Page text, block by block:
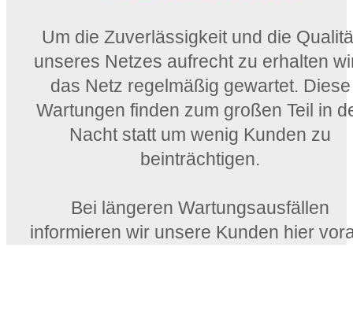
Um die Zuverlässigkeit und die
unseres Netzes aufrecht zu erhalten
das Netz regelmäßig gewartet. Diese
Wartungen finden zum großen Teil in
Nacht statt um wenig Kunden zu
beinträchtigen.
Bei längeren Wartungsausfällen
informieren wir unsere Kunden hier